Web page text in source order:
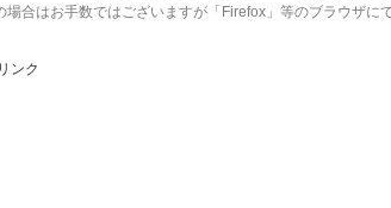
場合はお手数ではございますが「Firefox」等のブラウザに
ンク